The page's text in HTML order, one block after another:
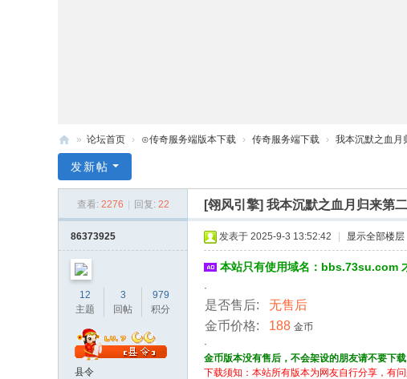
奇
» 论坛首页 › ⊙传奇服务端版本下载 › 传奇服务端下载 › 我本沉默之血月
发新帖
查看: 2276 回复: 22 [翎风引擎] 我本沉默之血月归来第
86373925
12
主题
3
回帖
979
积分
县令
发表于 2025-9-3 13:52:42 显示全部楼层
本站只有使用域名：bbs.73su.com
·
是否售后: 无售后
金币价格:
188 金币
·
金币版本没有售后，不会架设的朋友请不要下载
下载须知：本站所有版本为网友自行分享，有